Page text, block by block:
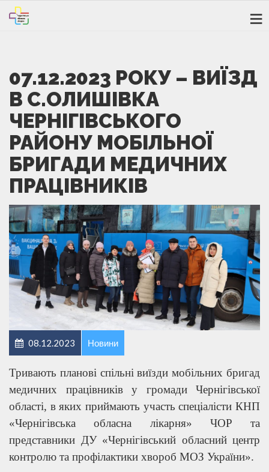
07.12.2023 РОКУ – ВИЇЗД
В С.ОЛИШІВКА
ЧЕРНІГІВСЬКОГО
РАЙОНУ МОБІЛЬНОЇ
БРИГАДИ МЕДИЧНИХ
ПРАЦІВНИКІВ
08.12.2023 Новини
Тривають планові спільні виїзди мобільних бригад
медичних працівників у громади Чернігівської
області, в яких приймають участь спеціалісти КНП
«Чернігівська обласна лікарня» ЧОР та
представники ДУ «Чернігівський обласний центр
контролю та профілактики хвороб МОЗ України».